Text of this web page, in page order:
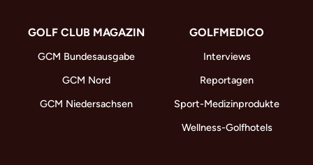
GOLF CLUB MAGAZIN
GCM Bundesausgabe
GCM Nord
GCM Niedersachsen
GOLFMEDICO
Interviews
Reportagen
Sport-Medizinprodukte
Wellness-Golfhotels